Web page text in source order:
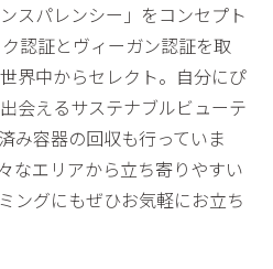
スパレンシー」をコンセプト
認証とヴィーガン認証を取
界中からセレクト。自分にぴ
会えるサステナブルビューテ
み容器の回収も行っていま
なエリアから立ち寄りやすい
ングにもぜひお気軽にお立ち